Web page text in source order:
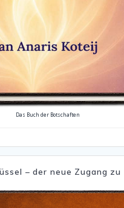
Das Buch der Botschaften
– der neue Zugang zu